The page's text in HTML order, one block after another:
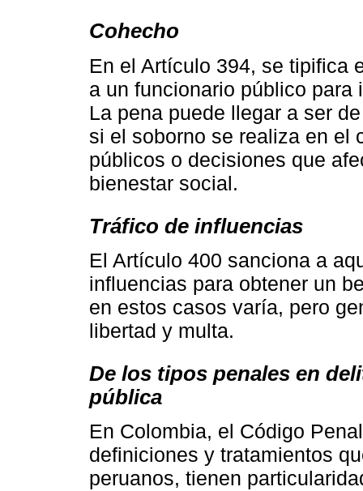
Cohecho
En el Artículo 394, se tipifica
a un funcionario público
La pena puede llegar a ser
si el soborno se realiza en el
públicos o decisiones que
bienestar social.
Tráfico de influencias
El Artículo 400 sanciona a
influencias para obtener un
en estos casos varía, pero
libertad y multa.
De los tipos penales en
pública
En Colombia, el Código
definiciones y tratamientos
peruanos, tienen